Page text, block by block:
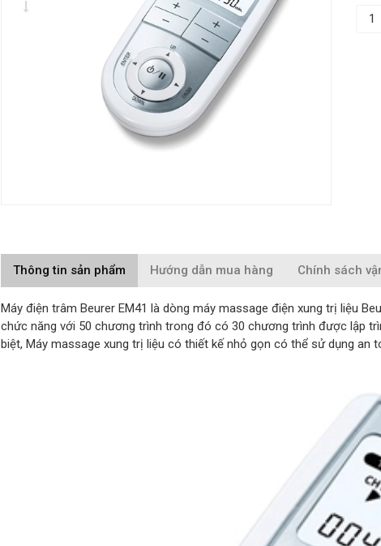
Thông tin sản phẩm Hướng dẫn mua hàng Chính sách
Máy điện trâm Beurer EM41 là dòng máy massage điện xung trị liệu
chức năng với 50 chương trình trong đó có 30 chương trình được lập
biệt, Máy massage xung trị liệu có thiết kế nhỏ gọn có thể sử dụng an